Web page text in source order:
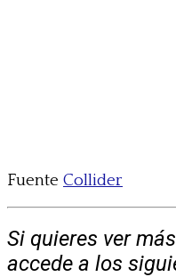
Fuente Collider
Si quieres ver
accede a los